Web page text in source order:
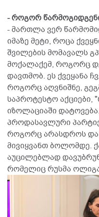
- როგორ
- მართლა ვერ
იმაზე მეტი, როცა
შვილების მომავალს
მოქალაქემ, როგორც
დავთმობ. ეს ქვეყანა
როგორც აღვნიშნე,
საპროტესტო აქციები,
იზოლაციაში
პროდასავლური
როგორც არასდროს
მივიყვანთ ბოლომდე.
აუცილებლად
რომელიც რუსმა